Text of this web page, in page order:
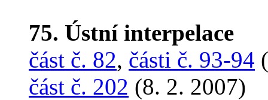
75. Ústní interpelace
část č. 82, části č. 93-94
část č. 202 (8. 2. 2007)